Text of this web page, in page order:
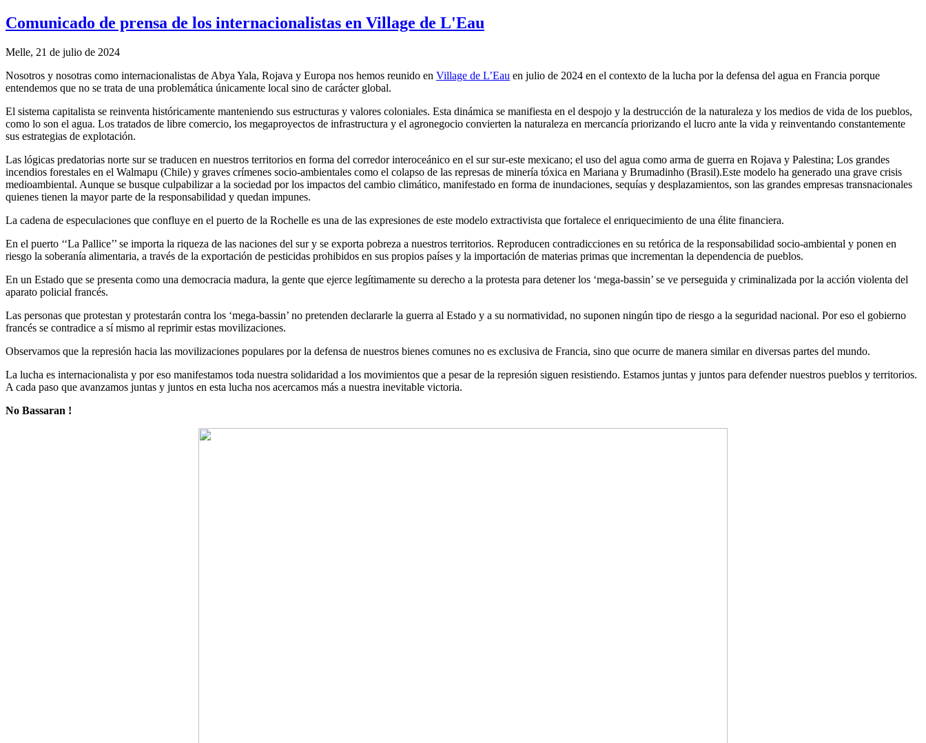
Comunicado de prensa de los internacionalistas en Village de L'Eau
Melle, 21 de julio de 2024
Nosotros y nosotras como internacionalistas de Abya Yala, Rojava y Europa nos hemos reunido en Village de L’Eau en julio de 2024 en el contexto de la lucha por la defensa del agua en Francia porque
entendemos que no se trata de una problemática únicamente local sino de carácter global.
El sistema capitalista se reinventa históricamente manteniendo sus estructuras y valores coloniales. Esta dinámica se manifiesta en el despojo y la destrucción de la naturaleza y los medios de vida de los pueblos,
como lo son el agua. Los tratados de libre comercio, los megaproyectos de infrastructura y el agronegocio convierten la naturaleza en mercancía priorizando el lucro ante la vida y reinventando constantemente
sus estrategias de explotación.
Las lógicas predatorias norte sur se traducen en nuestros territorios en forma del corredor interoceánico en el sur sur-este mexicano; el uso del agua como arma de guerra en Rojava y Palestina; Los grandes
incendios forestales en el Walmapu (Chile) y graves crímenes socio-ambientales como el colapso de las represas de minería tóxica en Mariana y Brumadinho (Brasil).Este modelo ha generado una grave crisis
medioambiental. Aunque se busque culpabilizar a la sociedad por los impactos del cambio climático, manifestado en forma de inundaciones, sequías y desplazamientos, son las grandes empresas transnacionales
quienes tienen la mayor parte de la responsabilidad y quedan impunes.
La cadena de especulaciones que confluye en el puerto de la Rochelle es una de las expresiones de este modelo extractivista que fortalece el enriquecimiento de una élite financiera.
En el puerto ‘‘La Pallice’’ se importa la riqueza de las naciones del sur y se exporta pobreza a nuestros territorios. Reproducen contradicciones en su retórica de la responsabilidad socio-ambiental y ponen en
riesgo la soberanía alimentaria, a través de la exportación de pesticidas prohibidos en sus propios países y la importación de materias primas que incrementan la dependencia de pueblos.
En un Estado que se presenta como una democracia madura, la gente que ejerce legítimamente su derecho a la protesta para detener los ‘mega-bassin’ se ve perseguida y criminalizada por la acción violenta del
aparato policial francés.
Las personas que protestan y protestarán contra los ‘mega-bassin’ no pretenden declararle la guerra al Estado y a su normatividad, no suponen ningún tipo de riesgo a la seguridad nacional. Por eso el gobierno
francés se contradice a sí mismo al reprimir estas movilizaciones.
Observamos que la represión hacia las movilizaciones populares por la defensa de nuestros bienes comunes no es exclusiva de Francia, sino que ocurre de manera similar en diversas partes del mundo.
La lucha es internacionalista y por eso manifestamos toda nuestra solidaridad a los movimientos que a pesar de la represión siguen resistiendo. Estamos juntas y juntos para defender nuestros pueblos y territorios.
A cada paso que avanzamos juntas y juntos en esta lucha nos acercamos más a nuestra inevitable victoria.
No Bassaran !